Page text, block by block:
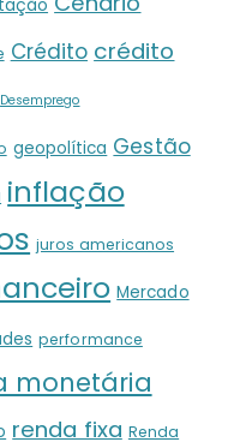
Crédito crédito
Desemprego
geopolítica Gestão
inflação
juros americanos
Mercado
performance
monetária
renda fixa Renda